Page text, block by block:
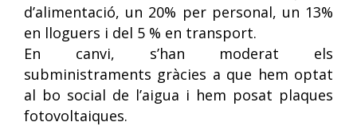
d’alimentació, un 20% per personal, un 13%
en lloguers i del 5 % en transport.
En canvi, s’han moderat els
subministraments gràcies a que hem optat
al bo social de l’aigua i hem posat plaques
fotovoltaiques.